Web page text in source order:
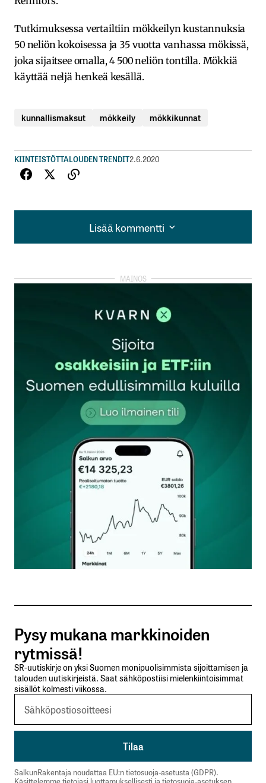
Tutkimuksessa vertailtiin mökkeilyn kustannuksia
50 neliön kokoisessa ja 35 vuotta vanhassa mökissä,
joka sijaitsee omalla, 4 500 neliön tontilla. Mökkiä
käyttää neljä henkeä kesällä.
kunnallismaksut mökkeily mökkikunnat
KIINTEISTÖTTALOUDEN TRENDIT2.6.2020
Lisää kommentti
Lisää kommentti
kirjautua
rekisteröityä
Sähköpostiosoitettasi ei julkaista.Pakolliset
kentät on merkitty*
Kommentti*
Nimesi tai nimimerkkisi
Sähköpostiosoitteesi
Tilaa SalkunRakentajan uutiskirje
Lähetä kommentti
Pysy mukana markkinoiden
rytmissä!
SR-uutiskirje on yksi Suomen monipuolisimmista sijoittamisen ja
talouden uutiskirjeistä. Saat sähköpostiisi mielenkiintoisimmat
sisällöt kolmesti viikossa.
SalkunRakentaja noudattaa EU:n tietosuoja-asetusta (GDPR).